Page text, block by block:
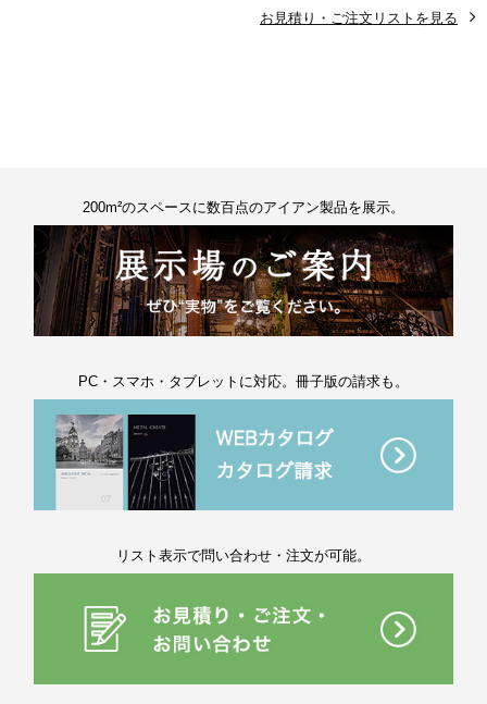
お見積り・ご注文リストを見る
200m²のスペースに数百点のアイアン製品を展示。
PC・スマホ・タブレットに対応。冊子版の請求も。
リスト表示で問い合わせ・注文が可能。